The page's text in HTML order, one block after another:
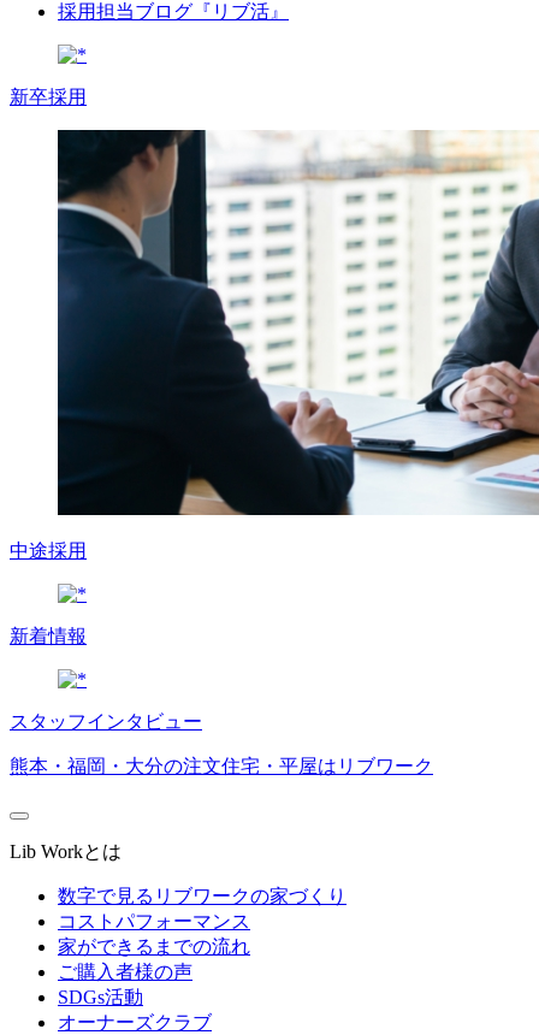
採用担当ブログ『リブ活』
新卒採用
中途採用
新着情報
スタッフインタビュー
熊本・福岡・大分の注文住宅・平屋はリブワーク
Lib Workとは
数字で見るリブワークの家づくり
コストパフォーマンス
家ができるまでの流れ
ご購入者様の声
SDGs活動
オーナーズクラブ